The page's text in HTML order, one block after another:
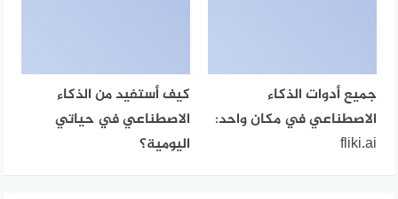
جميع أدوات الذكاء
الاصطناعي في مكان واحد:
fliki.ai
كيف أستفيد من الذكاء
الاصطناعي في حياتي
اليومية؟